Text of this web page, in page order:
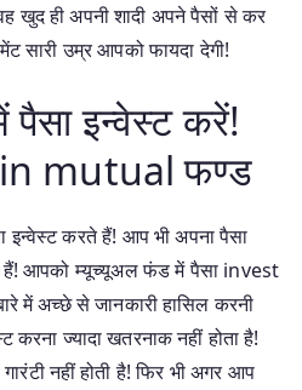
खुद ही अपनी शादी अपने पैसों से कर
सारी उम्र आपको फायदा देगी!
इन्वेस्ट करें!
mutual फण्ड
इन्वेस्ट करते हैं! आप भी अपना पैसा
आपको म्यूच्यूअल फंड में पैसा invest
में अच्छे से जानकारी हासिल करनी
ज्यादा खतरनाक नहीं होता है!
नहीं होती है! फिर भी अगर आप